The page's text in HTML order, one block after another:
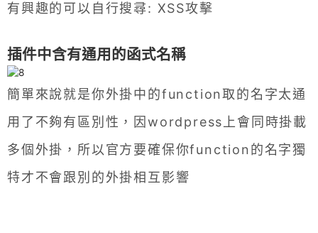
有興趣的可以自行搜尋: XSS攻擊
插件中含有通用的函式名稱
簡單來說就是你外掛中的function取的名字太通
用了不夠有區別性，因wordpress上會同時掛載
多個外掛，所以官方要確保你function的名字獨
特才不會跟別的外掛相互影響